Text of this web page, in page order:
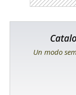
Un modo